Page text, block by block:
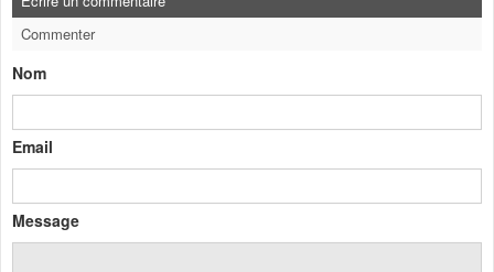
Commenter
Nom
Email
Message